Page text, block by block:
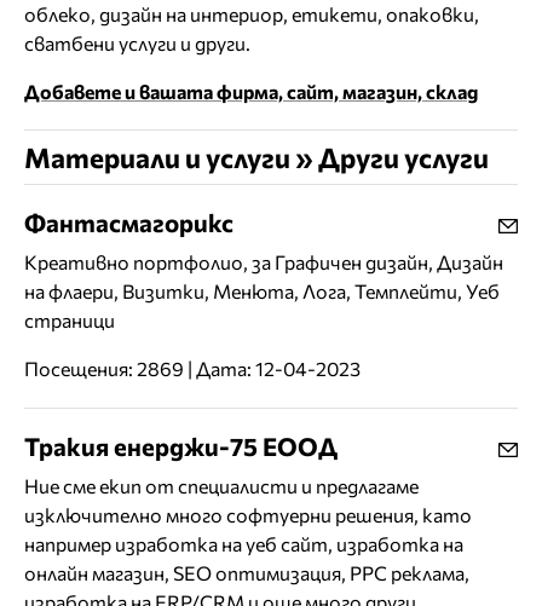
облеко, дизайн на интериор, етикети, опаковки,
сватбени услуги и други.
Добавете и вашата фирма, сайт, магазин, склад
Материали и услуги » Други услуги
Фантасмагорикс
Креативно портфолио, за Графичен дизайн, Дизайн
на флаери, Визитки, Менюта, Лога, Темплейти, Уеб
страници
Посещения: 2869 | Дата: 12-04-2023
Тракия енерджи-75 ЕООД
Ние сме екип от специалисти и предлагаме
изключително много софтуерни решения, като
например изработка на уеб сайт, изработка на
онлайн магазин, SEO оптимизация, PPC реклама,